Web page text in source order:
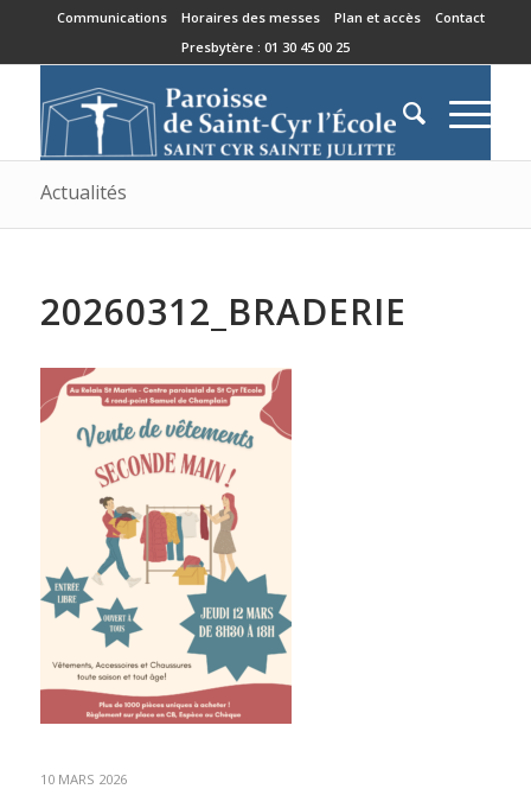
Communications Horaires des messes Plan et accès
Contact
Presbytère : 01 30 45 00 25
Actualités
20260312_BRADERIE
10 MARS 2026